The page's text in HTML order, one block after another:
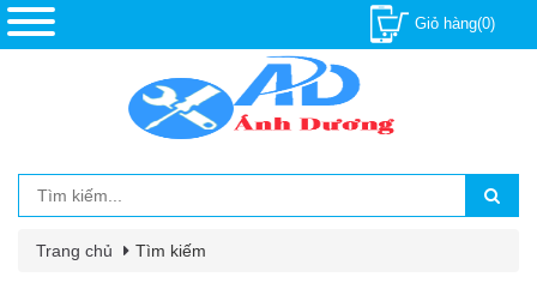
Giỏ hàng(0)
Trang chủ Tìm kiếm